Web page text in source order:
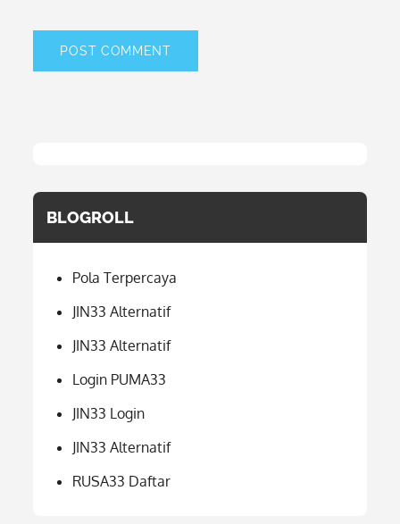
BLOGROLL
Pola Terpercaya
JIN33 Alternatif
JIN33 Alternatif
Login PUMA33
JIN33 Login
JIN33 Alternatif
RUSA33 Daftar